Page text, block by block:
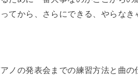
てから、さらにできる、やらなき
ノの発表会までの練習方法と曲